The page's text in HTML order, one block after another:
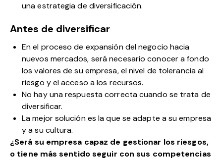
una estrategia de diversificación.
Antes de diversificar
En el proceso de expansión del negocio hacia
nuevos mercados, será necesario conocer a fondo
los valores de su empresa, el nivel de tolerancia al
riesgo y el acceso a los recursos.
No hay una respuesta correcta cuando se trata de
diversificar.
La mejor solución es la que se adapte a su empresa
y a su cultura.
¿Será su empresa capaz de gestionar los riesgos,
o tiene más sentido seguir con sus competencias